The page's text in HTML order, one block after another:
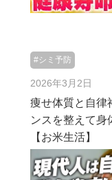
#シミ予防
2026年3月2日
痩せ体質と自律
ンスを整えて身
【お米生活】